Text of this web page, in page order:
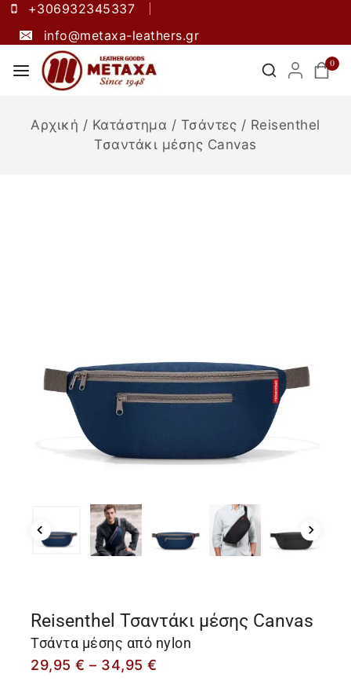
+306932345337
info@metaxa-leathers.gr
0
Αρχική / Κατάστημα / Τσάντες / Reisenthel
Τσαντάκι μέσης Canvas
Reisenthel Τσαντάκι μέσης Canvas
Τσάντα μέσης από nylon
29,95 € – 34,95 €